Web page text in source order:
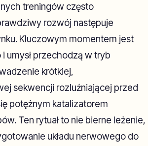
treningów często
rozwój następuje
Kluczowym momentem jest
umysł przechodzą w tryb
krótkiej,
sekwencji rozluźniającej przed
potężnym katalizatorem
Ten rytuał to nie bierne leżenie,
układu nerwowego do